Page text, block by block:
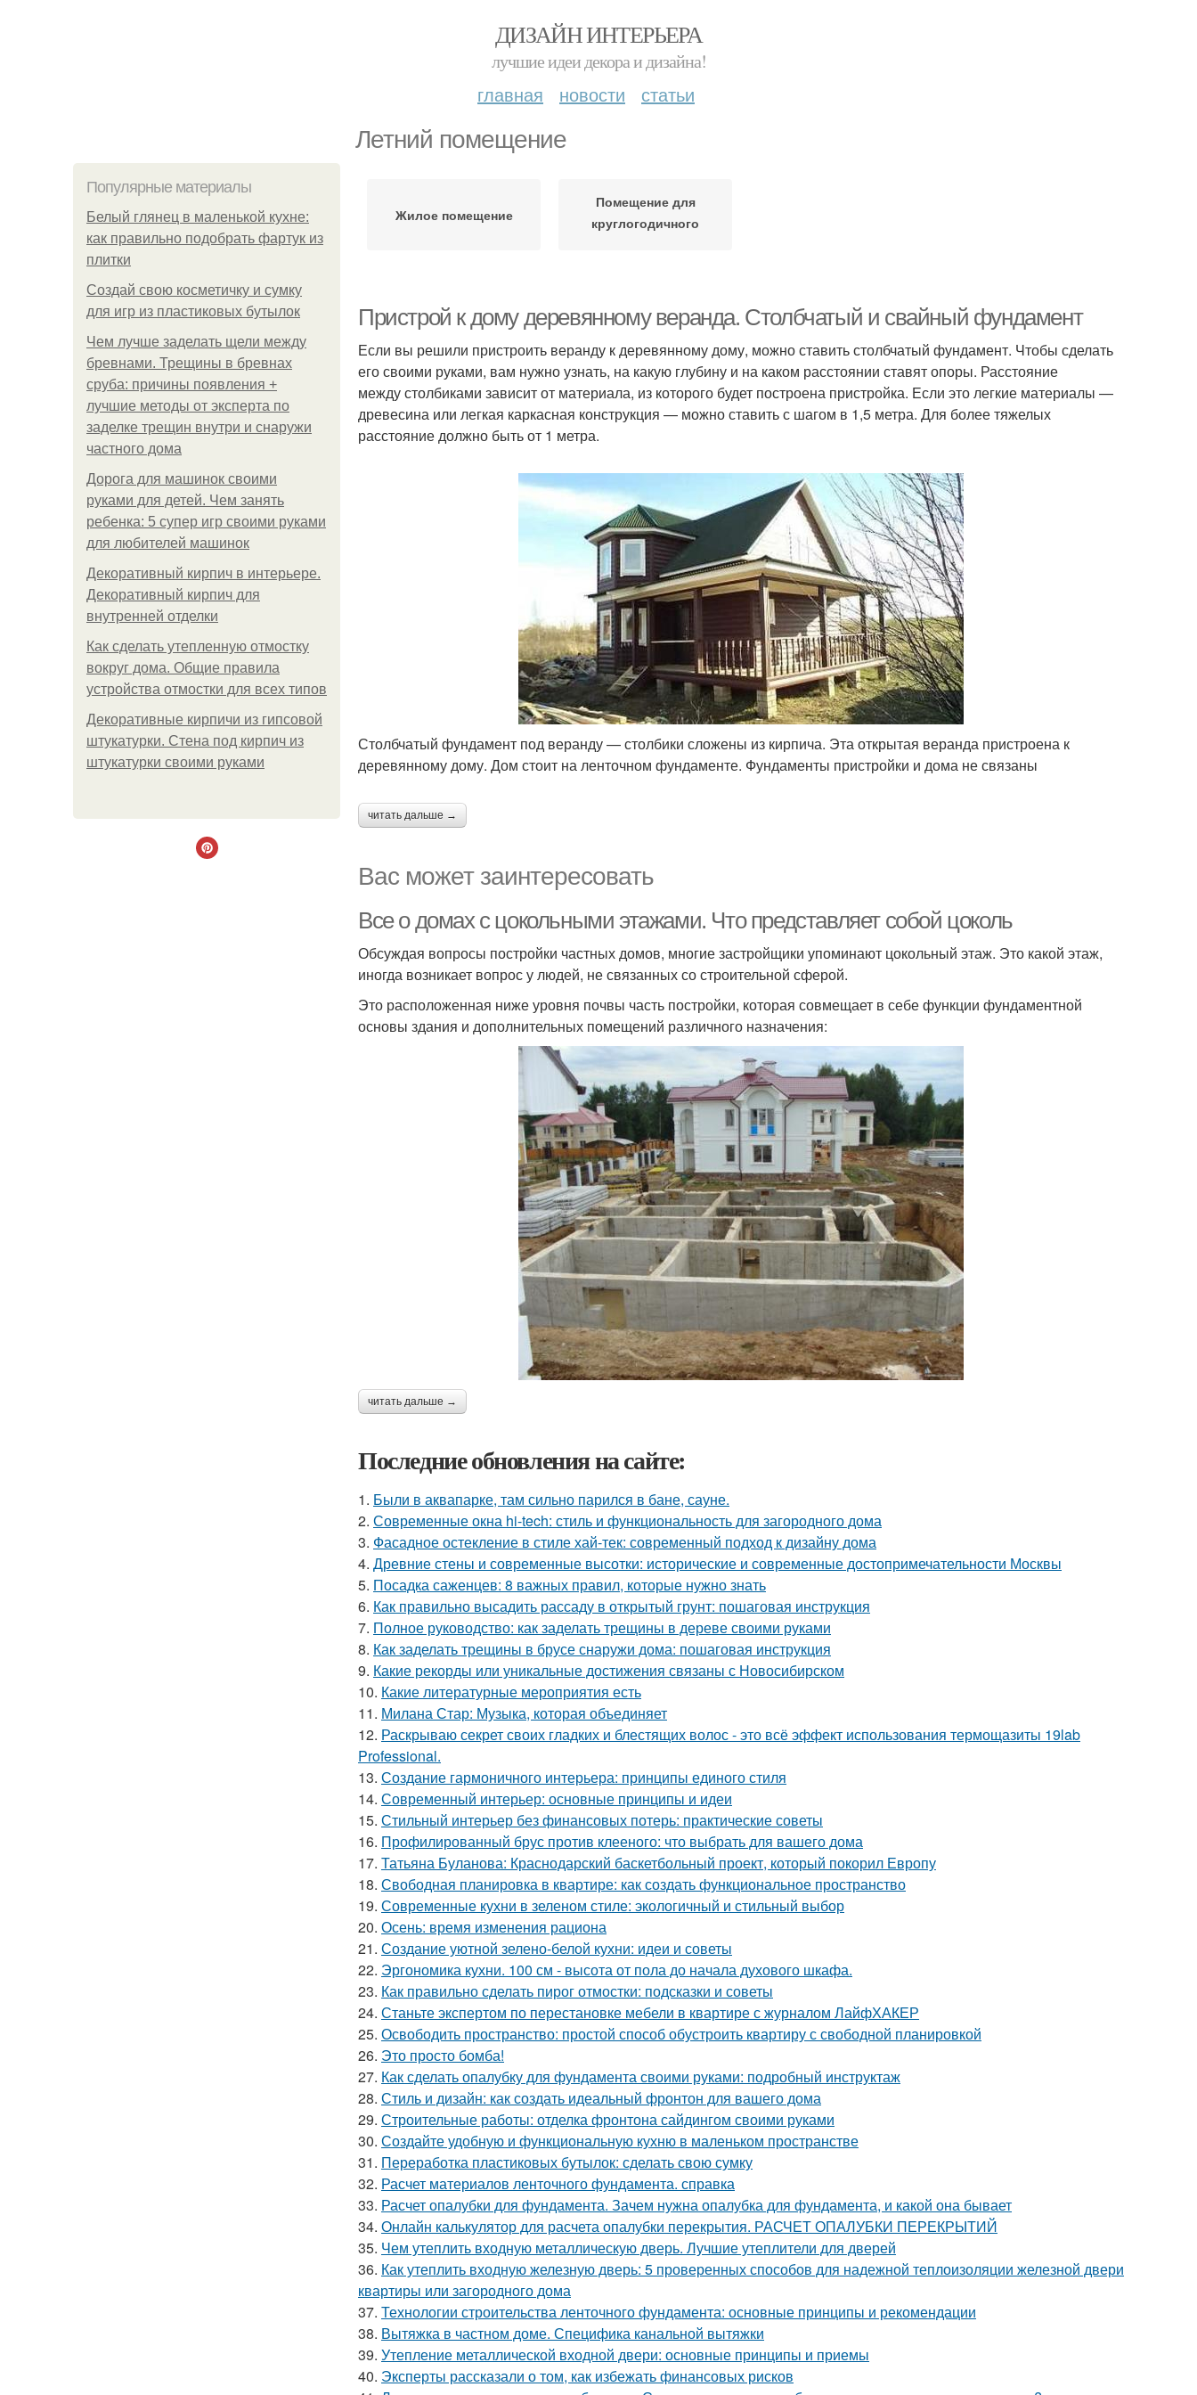
ДИЗАЙН ИНТЕРЬЕРА
лучшие идеи декора и дизайна!
главная новости статьи
Летний помещение
Популярные материалы
Белый глянец в маленькой кухне:
как правильно подобрать фартук из
плитки
Создай свою косметичку и сумку
для игр из пластиковых бутылок
Чем лучше заделать щели между
бревнами. Трещины в бревнах
сруба: причины появления +
лучшие методы от эксперта по
заделке трещин внутри и снаружи
частного дома
Дорога для машинок своими
руками для детей. Чем занять
ребенка: 5 супер игр своими руками
для любителей машинок
Декоративный кирпич в интерьере.
Декоративный кирпич для
внутренней отделки
Как сделать утепленную отмостку
вокруг дома. Общие правила
устройства отмостки для всех типов
Декоративные кирпичи из гипсовой
штукатурки. Стена под кирпич из
штукатурки своими руками
Жилое помещение
Помещение для
круглогодичного
Пристрой к дому деревянному веранда. Столбчатый и свайный фундамент
Если вы решили пристроить веранду к деревянному дому, можно ставить столбчатый фундамент. Чтобы сделать
его своими руками, вам нужно узнать, на какую глубину и на каком расстоянии ставят опоры. Расстояние
между столбиками зависит от материала, из которого будет построена пристройка. Если это легкие материалы —
древесина или легкая каркасная конструкция — можно ставить с шагом в 1,5 метра. Для более тяжелых
расстояние должно быть от 1 метра.
Столбчатый фундамент под веранду — столбики сложены из кирпича. Эта открытая веранда пристроена к
деревянному дому. Дом стоит на ленточном фундаменте. Фундаменты пристройки и дома не связаны
читать дальше →
Вас может заинтересовать
Все о домах с цокольными этажами. Что представляет собой цоколь
Обсуждая вопросы постройки частных домов, многие застройщики упоминают цокольный этаж. Это какой этаж,
иногда возникает вопрос у людей, не связанных со строительной сферой.
Это расположенная ниже уровня почвы часть постройки, которая совмещает в себе функции фундаментной
основы здания и дополнительных помещений различного назначения:
читать дальше →
Последние обновления на сайте:
1. Были в аквапарке, там сильно парился в бане, сауне.
2. Современные окна hi-tech: стиль и функциональность для загородного дома
3. Фасадное остекление в стиле хай-тек: современный подход к дизайну дома
4. Древние стены и современные высотки: исторические и современные достопримечательности Москвы
5. Посадка саженцев: 8 важных правил, которые нужно знать
6. Как правильно высадить рассаду в открытый грунт: пошаговая инструкция
7. Полное руководство: как заделать трещины в дереве своими руками
8. Как заделать трещины в брусе снаружи дома: пошаговая инструкция
9. Какие рекорды или уникальные достижения связаны с Новосибирском
10. Какие литературные мероприятия есть
11. Милана Стар: Музыка, которая объединяет
12. Раскрываю секрет своих гладких и блестящих волос - это всё эффект использования термощазиты 19lab
Professional.
13. Создание гармоничного интерьера: принципы единого стиля
14. Современный интерьер: основные принципы и идеи
15. Стильный интерьер без финансовых потерь: практические советы
16. Профилированный брус против клееного: что выбрать для вашего дома
17. Татьяна Буланова: Краснодарский баскетбольный проект, который покорил Европу
18. Свободная планировка в квартире: как создать функциональное пространство
19. Современные кухни в зеленом стиле: экологичный и стильный выбор
20. Осень: время изменения рациона
21. Создание уютной зелено-белой кухни: идеи и советы
22. Эргономика кухни. 100 см - высота от пола до начала духового шкафа.
23. Как правильно сделать пирог отмостки: подсказки и советы
24. Станьте экспертом по перестановке мебели в квартире с журналом ЛайфХАКЕР
25. Освободить пространство: простой способ обустроить квартиру с свободной планировкой
26. Это просто бомба!
27. Как сделать опалубку для фундамента своими руками: подробный инструктаж
28. Стиль и дизайн: как создать идеальный фронтон для вашего дома
29. Строительные работы: отделка фронтона сайдингом своими руками
30. Создайте удобную и функциональную кухню в маленьком пространстве
31. Переработка пластиковых бутылок: сделать свою сумку
32. Расчет материалов ленточного фундамента. справка
33. Расчет опалубки для фундамента. Зачем нужна опалубка для фундамента, и какой она бывает
34. Онлайн калькулятор для расчета опалубки перекрытия. РАСЧЕТ ОПАЛУБКИ ПЕРЕКРЫТИЙ
35. Чем утеплить входную металлическую дверь. Лучшие утеплители для дверей
36. Как утеплить входную железную дверь: 5 проверенных способов для надежной теплоизоляции железной двери
квартиры или загородного дома
37. Технологии строительства ленточного фундамента: основные принципы и рекомендации
38. Вытяжка в частном доме. Специфика канальной вытяжки
39. Утепление металлической входной двери: основные принципы и приемы
40. Эксперты рассказали о том, как избежать финансовых рисков